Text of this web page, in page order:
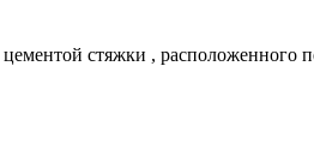
стяжки , расположенного